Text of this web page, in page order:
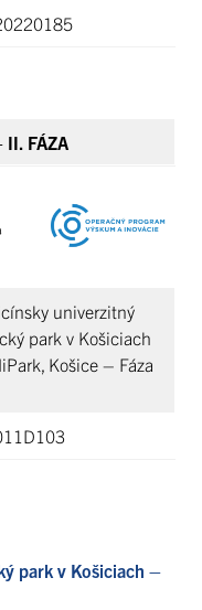
II. FÁZA
univerzitný
park v Košiciach
Košice – Fáza
park v Košiciach –